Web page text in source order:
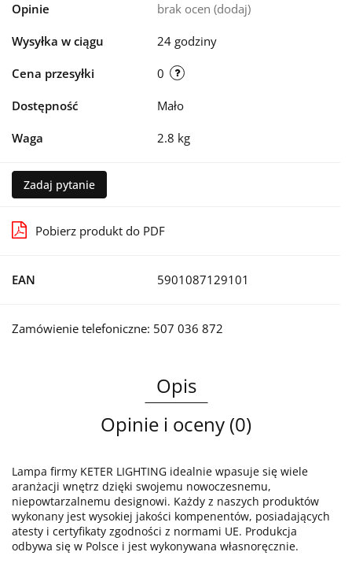
Opinie brak ocen (dodaj)
Wysyłka w ciągu 24 godziny
Cena przesyłki 0
Dostępność Mało
Waga 2.8 kg
Zadaj pytanie
Pobierz produkt do PDF
EAN 5901087129101
Zamówienie telefoniczne: 507 036 872
Opis
Opinie i oceny (0)
Lampa firmy KETER LIGHTING idealnie wpasuje się wiele
aranżacji wnętrz dzięki swojemu nowoczesnemu,
niepowtarzalnemu designowi. Każdy z naszych produktów
wykonany jest wysokiej jakości kompenentów, posiadających
atesty i certyfikaty zgodności z normami UE. Produkcja
odbywa się w Polsce i jest wykonywana własnoręcznie.